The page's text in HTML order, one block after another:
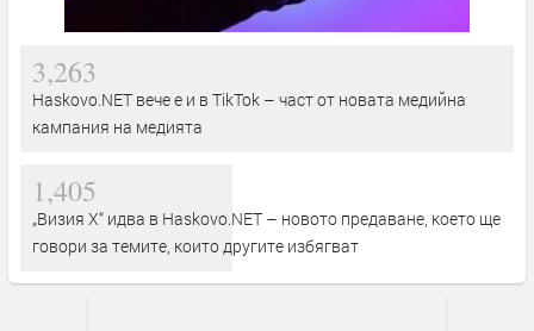
3,263
Haskovo.NET вече е и в TikTok – част от новата медийна
кампания на медията
1,405
„Визия Х“ идва в Haskovo.NET – новото предаване, което ще
говори за темите, които другите избягват